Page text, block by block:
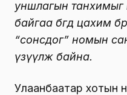
уншлагын
байгаа бөгөөд цахим
“сонсдог” номын
үзүүлж байна.
Улаанбаатар хотын